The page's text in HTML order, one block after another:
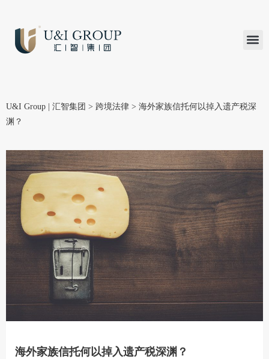
U&I Group | 汇智集团 > 跨境法律 > 海外家族信托何以掉入遗产税深
渊？
海外家族信托何以掉入遗产税深渊？